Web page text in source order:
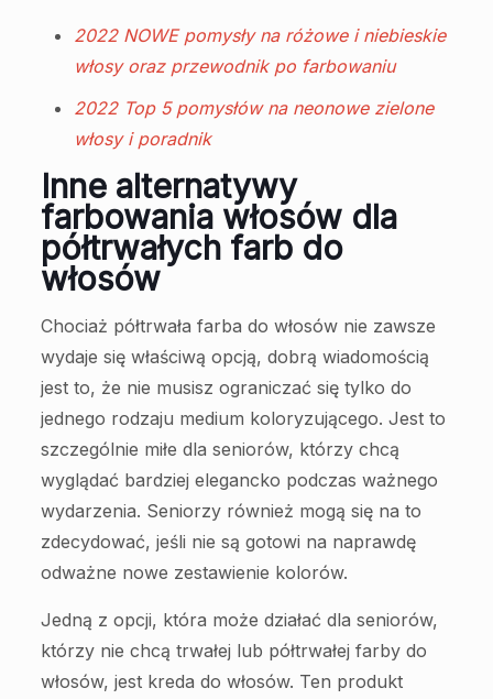
2022 NOWE pomysły na różowe i niebieskie
włosy oraz przewodnik po farbowaniu
2022 Top 5 pomysłów na neonowe zielone
włosy i poradnik
Inne alternatywy
farbowania włosów dla
półtrwałych farb do
włosów
Chociaż półtrwała farba do włosów nie zawsze
wydaje się właściwą opcją, dobrą wiadomością
jest to, że nie musisz ograniczać się tylko do
jednego rodzaju medium koloryzującego. Jest to
szczególnie miłe dla seniorów, którzy chcą
wyglądać bardziej elegancko podczas ważnego
wydarzenia. Seniorzy również mogą się na to
zdecydować, jeśli nie są gotowi na naprawdę
odważne nowe zestawienie kolorów.
Jedną z opcji, która może działać dla seniorów,
którzy nie chcą trwałej lub półtrwałej farby do
włosów, jest kreda do włosów. Ten produkt